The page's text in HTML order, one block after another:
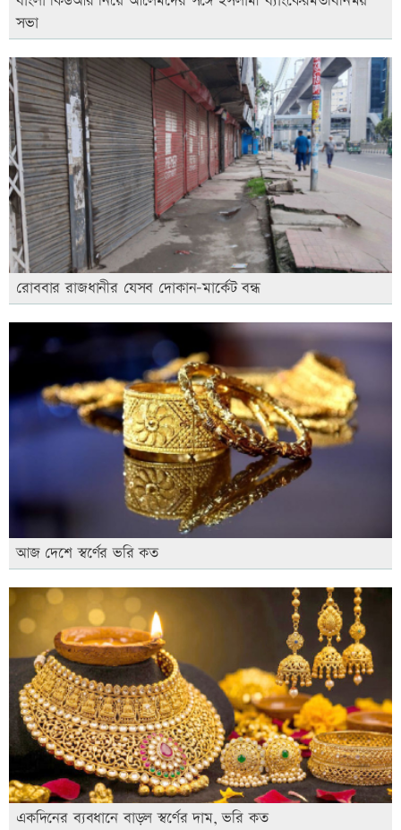
সভা
রোববার রাজধানীর যেসব দোকান-মার্কেট বন্ধ
আজ দেশে স্বর্ণের ভরি কত
একদিনের ব্যবধানে বাড়ল স্বর্ণের দাম, ভরি কত